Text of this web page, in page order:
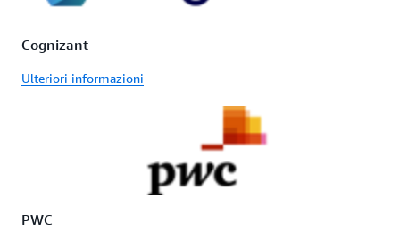
Cognizant
Ulteriori informazioni
PWC